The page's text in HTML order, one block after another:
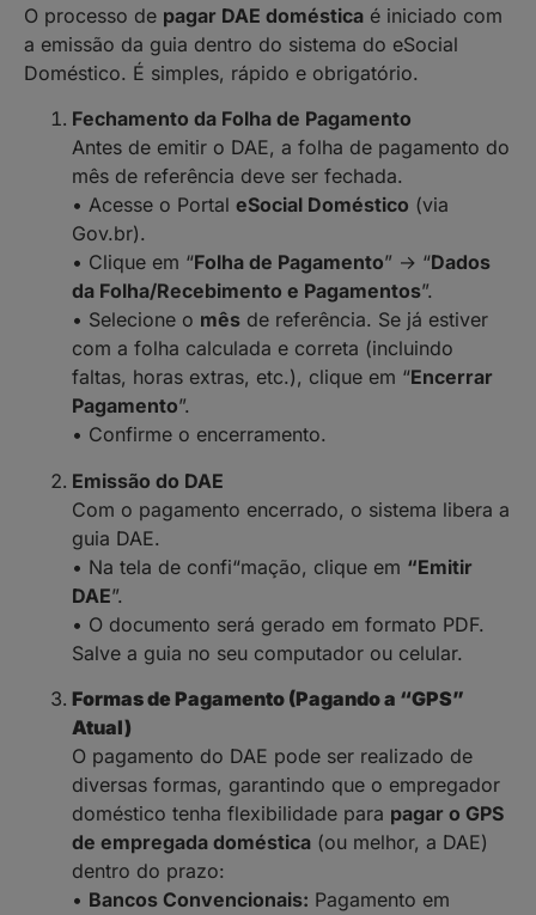
O processo de pagar DAE doméstica é iniciado com
a emissão da guia dentro do sistema do eSocial
Doméstico. É simples, rápido e obrigatório.
Fechamento da Folha de Pagamento
Antes de emitir o DAE, a folha de pagamento do
mês de referência deve ser fechada.
• Acesse o Portal eSocial Doméstico (via
Gov.br).
• Clique em “Folha de Pagamento” → “Dados
da Folha/Recebimento e Pagamentos”.
• Selecione o mês de referência. Se já estiver
com a folha calculada e correta (incluindo
faltas, horas extras, etc.), clique em “Encerrar
Pagamento”.
• Confirme o encerramento.
Emissão do DAE
Com o pagamento encerrado, o sistema libera a
guia DAE.
• Na tela de confi“mação, clique em “Emitir
DAE”.
• O documento será gerado em formato PDF.
Salve a guia no seu computador ou celular.
Formas de Pagamento (Pagando a “GPS”
Atual)
O pagamento do DAE pode ser realizado de
diversas formas, garantindo que o empregador
doméstico tenha flexibilidade para pagar o GPS
de empregada doméstica (ou melhor, a DAE)
dentro do prazo:
• Bancos Convencionais: Pagamento em